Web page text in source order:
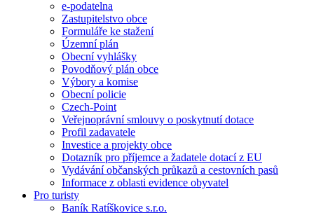
e-podatelna
Zastupitelstvo obce
Formuláře ke stažení
Územní plán
Obecní vyhlášky
Povodňový plán obce
Výbory a komise
Obecní policie
Czech-Point
Veřejnoprávní smlouvy o poskytnutí dotace
Profil zadavatele
Investice a projekty obce
Dotazník pro příjemce a žadatele dotací z EU
Vydávání občanských průkazů a cestovních pasů
Informace z oblasti evidence obyvatel
Pro turisty
Baník Ratíškovice s.r.o.